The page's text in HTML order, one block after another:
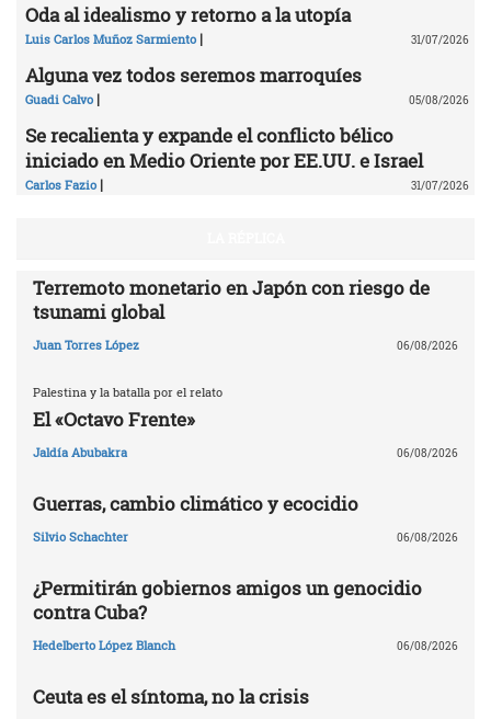
Oda al idealismo y retorno a la utopía
Luis Carlos Muñoz Sarmiento | 31/07/2026
Alguna vez todos seremos marroquíes
Guadi Calvo | 05/08/2026
Se recalienta y expande el conflicto bélico
iniciado en Medio Oriente por EE.UU. e Israel
Carlos Fazio | 31/07/2026
Terremoto monetario en Japón con riesgo de
tsunami global
Juan Torres López 06/08/2026
Palestina y la batalla por el relato
El «Octavo Frente»
Jaldía Abubakra 06/08/2026
Guerras, cambio climático y ecocidio
Silvio Schachter 06/08/2026
¿Permitirán gobiernos amigos un genocidio
contra Cuba?
Hedelberto López Blanch 06/08/2026
Ceuta es el síntoma, no la crisis